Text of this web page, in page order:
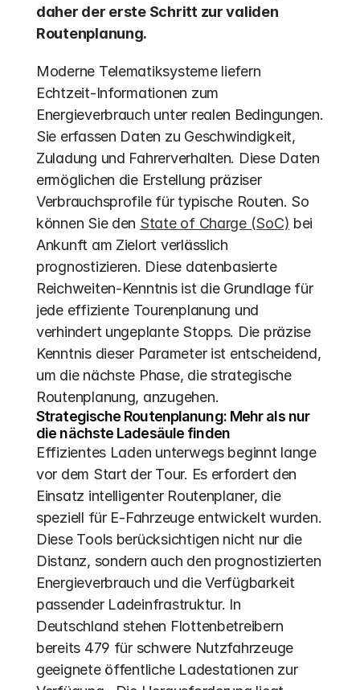
daher der erste Schritt zur validen
Routenplanung.
Moderne Telematiksysteme liefern
Echtzeit-Informationen zum
Energieverbrauch unter realen Bedingungen.
Sie erfassen Daten zu Geschwindigkeit,
Zuladung und Fahrerverhalten. Diese Daten
ermöglichen die Erstellung präziser
Verbrauchsprofile für typische Routen. So
können Sie den State of Charge (SoC) bei
Ankunft am Zielort verlässlich
prognostizieren. Diese datenbasierte
Reichweiten-Kenntnis ist die Grundlage für
jede effiziente Tourenplanung und
verhindert ungeplante Stopps. Die präzise
Kenntnis dieser Parameter ist entscheidend,
um die nächste Phase, die strategische
Routenplanung, anzugehen.
Strategische Routenplanung: Mehr als nur
die nächste Ladesäule finden
Effizientes Laden unterwegs beginnt lange
vor dem Start der Tour. Es erfordert den
Einsatz intelligenter Routenplaner, die
speziell für E-Fahrzeuge entwickelt wurden.
Diese Tools berücksichtigen nicht nur die
Distanz, sondern auch den prognostizierten
Energieverbrauch und die Verfügbarkeit
passender Ladeinfrastruktur. In
Deutschland stehen Flottenbetreibern
bereits 479 für schwere Nutzfahrzeuge
geeignete öffentliche Ladestationen zur